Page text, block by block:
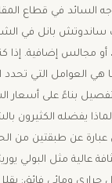
السائد في قطاع
ساندوتش بانل في
أو مجالس إضافية. ​إذا
العوامل التي تحدد
يفضله الكثيرون
عن طبقتين من